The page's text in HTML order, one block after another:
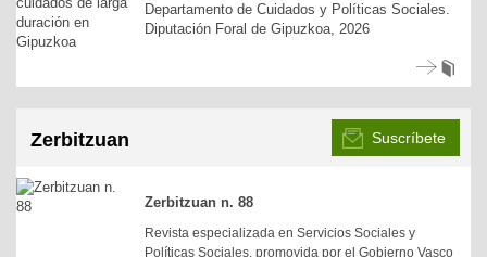
Departamento de Cuidados y Políticas Sociales.
Diputación Foral de Gipuzkoa, 2026
Zerbitzuan Suscríbete
Zerbitzuan n. 88
Revista especializada en Servicios Sociales y
Políticas Sociales, promovida por el Gobierno Vasco